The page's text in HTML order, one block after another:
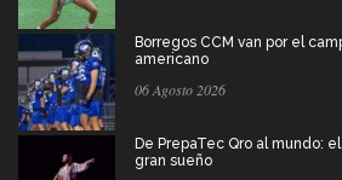
Borregos CCM van por el
americano
06 Agosto 2026
De PrepaTec Qro al mundo:
gran sueño